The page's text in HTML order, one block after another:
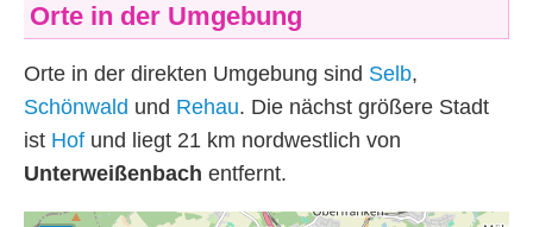
Orte in der Umgebung
Orte in der direkten Umgebung sind Selb,
Schönwald und Rehau. Die nächst größere Stadt
ist Hof und liegt 21 km nordwestlich von
Unterweißenbach entfernt.